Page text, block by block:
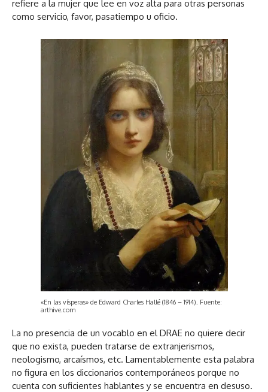
refiere a la mujer que lee en voz alta para otras personas
como servicio, favor, pasatiempo u oficio.
«En las vísperas» de Edward Charles Hallé (1846 – 1914). Fuente:
arthive.com
La no presencia de un vocablo en el DRAE no quiere decir
que no exista, pueden tratarse de extranjerismos,
neologismo, arcaísmos, etc. Lamentablemente esta palabra
no figura en los diccionarios contemporáneos porque no
cuenta con suficientes hablantes y se encuentra en desuso.